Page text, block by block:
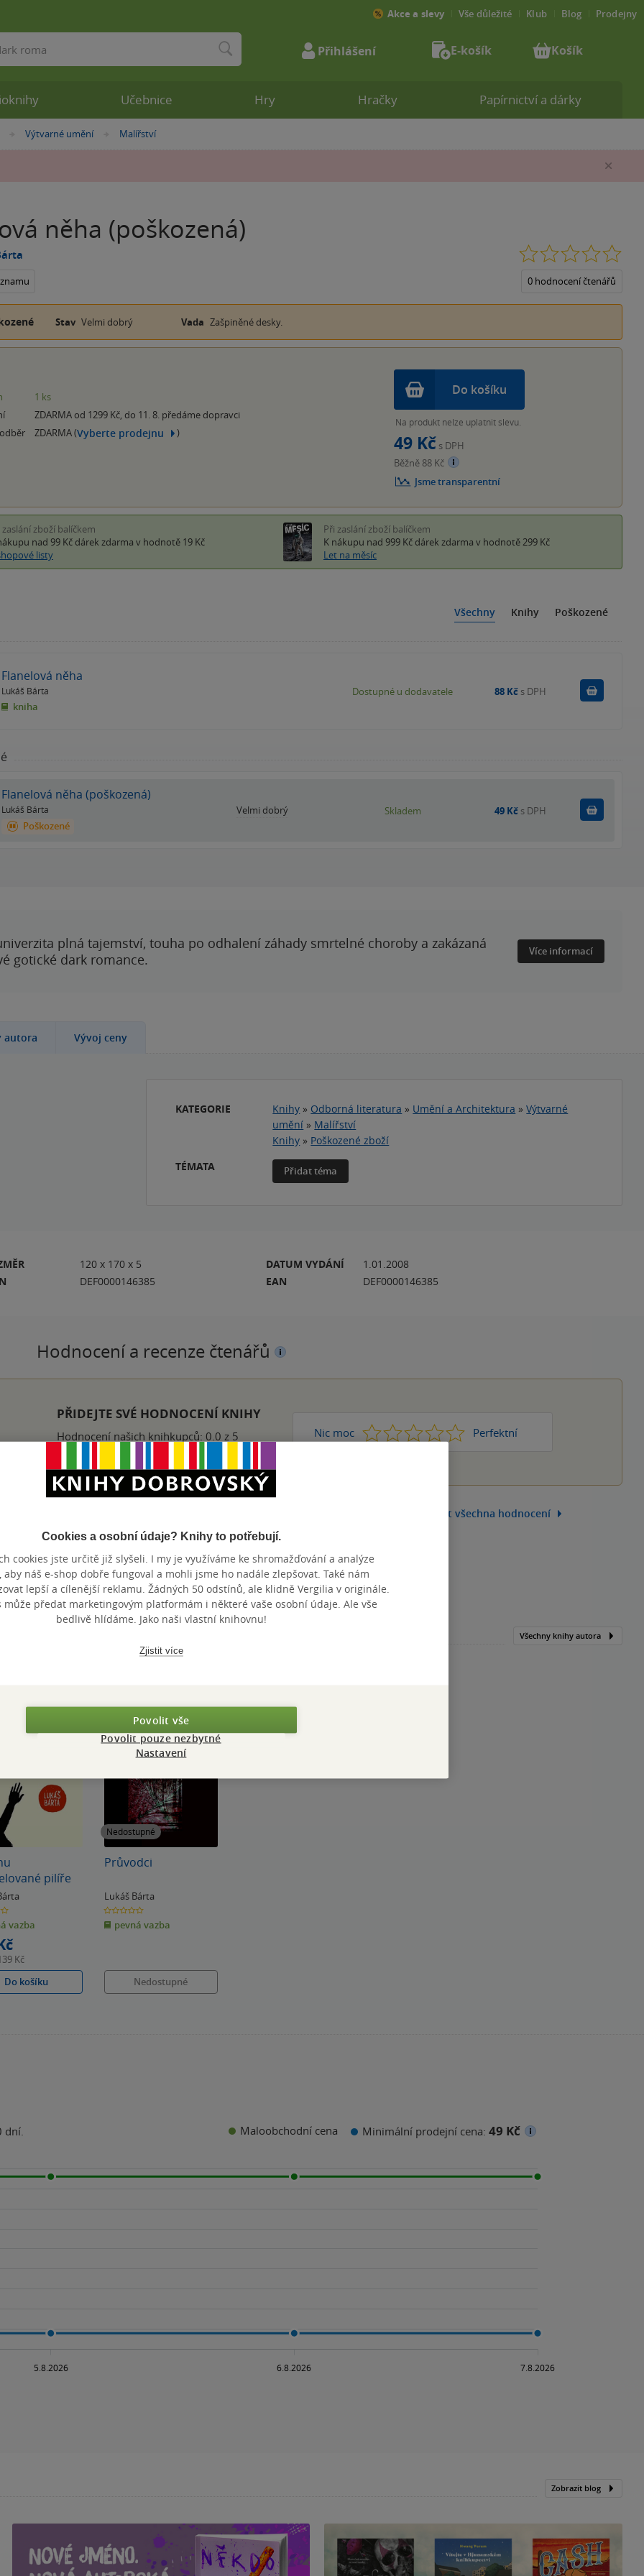
»
Výtvarné umění »
Malířství
něha (poškozená)
0 hodnocení čtenářů
Stav Velmi dobrý Vada Zašpiněné desky.
1 ks
ZDARMA od 1299 Kč, do 11. 8. předáme dopravci
ZDARMA (Vyberte prodejnu )
Do košíku
Na produkt nelze uplatnit slevu.
49 Kč s DPH
Běžně 88 Kč
Jsme transparentní
zaslání zboží balíčkem
nad 99 Kč dárek zdarma v hodnotě 19 Kč
listy
Při zaslání zboží balíčkem
K nákupu nad 999 Kč dárek zdarma v hodnotě 299 Kč
Let na měsíc
Všechny Knihy Poškozené
Flanelová něha
Lukáš Bárta
kniha
Dostupné u dodavatele 88 Kč s DPH
Flanelová něha (poškozená)
Lukáš Bárta
Poškozené
Velmi dobrý Skladem 49 Kč s DPH
plná tajemství, touha po odhalení záhady smrtelné choroby a zakázaná
gotické dark romance.
Více informací
autora Vývoj ceny
KATEGORIE Knihy » Odborná literatura » Umění a Architektura »Výtvarné
umění » Malířství
Knihy » Poškozené zboží
TÉMATA
Přidat téma
120 x 170 x 5
DEF0000146385
DATUM VYDÁNÍ
1.01.2008
EAN
DEF0000146385
Hodnocení a recenze čtenářů
PŘIDEJTE SVÉ HODNOCENÍ KNIHY
Hodnocení našich knihkupců: 0.0 z 5 Nic moc 1 2 3 4 Perfektní
5
Zobrazit všechna hodnocení
Přidat hodnocení
Všechny knihy autora
pilíře
vazba
Kč
Do košíku
Nedostupné
Průvodci
Lukáš Bárta
0.0
z
5
hvězdiček
pevná vazba
Nedostupné
dní. Maloobchodní cena Minimální prodejní cena: 49 Kč
Zobrazit blog
Učebnice Hry Hračky Papírnictví a dárky
Akce a slevy Vše důležité Klub Blog Prodejny
Přihlášení E-košík Košík
Cookies a osobní údaje? Knihy to potřebují.
cookies jste určitě již slyšeli. I my je využíváme ke shromažďování a analýze
aby náš e-shop dobře fungoval a mohli jsme ho nadále zlepšovat. Také nám
lepší a cílenější reklamu. Žádných 50 odstínů, ale klidně Vergilia v originále.
může předat marketingovým platformám i některé vaše osobní údaje. Ale vše
bedlivě hlídáme. Jako naši vlastní knihovnu!
Zjistit více
Povolit vše
Povolit pouze nezbytné
Nastavení